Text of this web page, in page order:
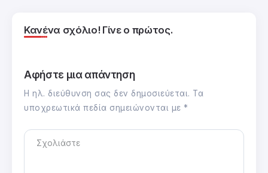
Κανένα σχόλιο! Γίνε ο πρώτος.
Αφήστε μια απάντηση
Η ηλ. διεύθυνση σας δεν δημοσιεύεται. Τα
υποχρεωτικά πεδία σημειώνονται με *